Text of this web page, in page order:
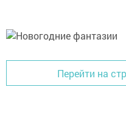
Перейти на